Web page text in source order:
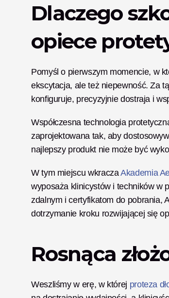
Dlaczego
opiece
Pomyśl o pierwszym momencie, w
ekscytacja, ale też niepewność. Za
konfiguruje, precyzyjnie dostraja i
Współczesna technologia
zaprojektowana tak, aby
najlepszy produkt nie może być
W tym miejscu wkracza Akademia
wyposaża klinicystów i techników w
zdalnym i certyfikatom do pobrania,
dotrzymanie kroku rozwijającej się
Rosnąca
Weszliśmy w erę, w której proteza